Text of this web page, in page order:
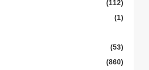
(112)
(1)
(53)
(860)